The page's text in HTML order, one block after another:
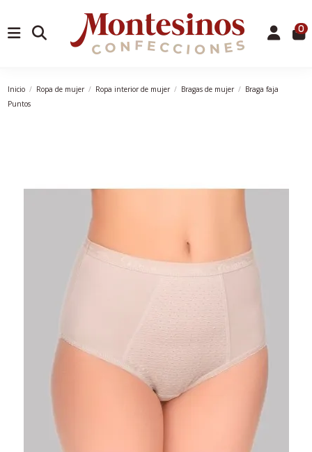
0
Inicio Ropa de mujer Ropa interior de mujer Bragas de mujer
Braga faja
Puntos